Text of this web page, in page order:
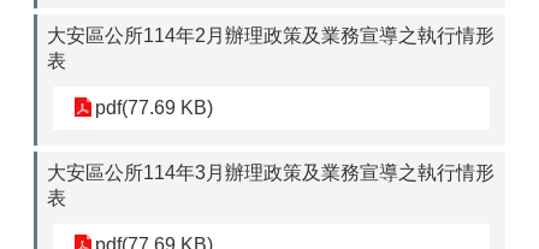
大安區公所114年2月辦理政策及業務宣導之執行情形
表
pdf(77.69 KB)
大安區公所114年3月辦理政策及業務宣導之執行情形
表
pdf(77.69 KB)